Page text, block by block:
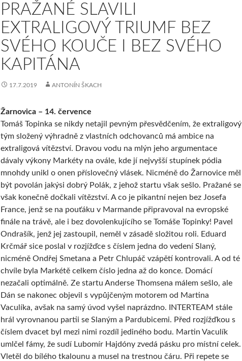
PRAŽANÉ SLAVILI
EXTRALIGOVÝ TRIUMF BEZ
SVÉHO KOUČE I BEZ SVÉHO
KAPITÁNA
17.7.2019 ANTONÍN ŠKACH
Žarnovica – 14. července
Tomáš Topinka se nikdy netajil pevným přesvědčením, že extraligový
tým složený výhradně z vlastních odchovanců má ambice na
extraligová vítězství. Dravou vodu na mlýn jeho argumentace
dávaly výkony Markéty na ovále, kde jí nejvyšší stupínek pódia
mnohdy unikl o onen příslovečný vlásek. Nicméně do Žarnovice měl
být povolán jakýsi dobrý Polák, z jehož startu však sešlo. Pražané se
však konečně dočkali vítězství. A co je pikantní nejen bez Josefa
France, jenž se na pouťáku v Marmande připravoval na evropské
finále na trávě, ale i bez dovolenkujícího se Tomáše Topinky! Pavel
Ondrašík, jenž jej zastoupil, neměl v zásadě složitou roli. Eduard
Krčmář sice poslal v rozjížďce s číslem jedna do vedení Slaný,
nicméně Ondřej Smetana a Petr Chlupáč vzápětí kontrovali. A od té
chvíle byla Markétě celkem číslo jedna až do konce. Domácí
nezačali optimálně. Ze startu Anderse Thomsena málem sešlo, ale
Dán se nakonec objevil s vypůjčeným motorem od Martina
Vaculíka, avšak na samý úvod vyšel naprázdno. INTERTEAM stále
hrál vyrovnanou partii se Slaným a Pardubicemi. Před rozjížďkou s
číslem dvacet byl mezi nimi rozdíl jediného bodu. Martin Vaculík
umlčel fámy, že sudí Lubomír Hajdóny zvedá pásku pro místní celek.
Vletěl do bílého tkalounu a musel na trestnou čáru. Při repete se